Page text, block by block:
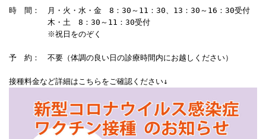
時　間：　月・火・水・金　8：30～11：30、13：30～16：30受付
木・土　8：30～11：30受付
※祝日をのぞく
予　約：　不要（体調の良い日の診療時間内にお越しください）
接種料金など詳細はこちらをご確認ください↓